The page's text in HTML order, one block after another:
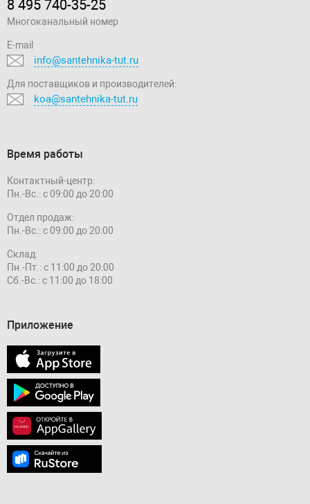
8 495 740-35-25
Многоканальный номер
E-mail
info@santehnika-tut.ru
Для поставщиков и производителей:
koa@santehnika-tut.ru
Время работы
Контактный-центр:
Пн.-Вс.: с 09:00 до 20:00
Отдел продаж:
Пн.-Вс.: с 09:00 до 20:00
Склад:
Пн.-Пт.: с 11:00 до 20:00
Сб.-Вс.: с 11:00 до 18:00
Приложение